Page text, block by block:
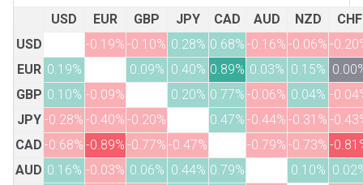
USD EUR GBP JPY CAD AUD NZD
CHF
USD
-0.19% -0.10% 0.28% 0.68% -0.16% -0.06% -
EUR 0.19% 0.09% 0.40% 0.89% 0.03% 0.15%
GBP 0.10% -0.09% 0.20% 0.77% -0.06% 0.04% -
JPY -0.28% -0.40% -0.20% 0.47% -0.44% -0.31% -
CAD -0.68% -0.89% -0.77% -0.47% -0.79% -0.73% -
AUD 0.16% -0.03% 0.06% 0.44% 0.79% 0.10%